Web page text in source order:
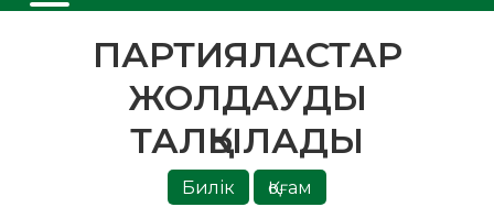
ПАРТИЯЛАСТАР
ЖОЛДАУДЫ
ТАЛҚЫЛАДЫ
Билік
Қоғам